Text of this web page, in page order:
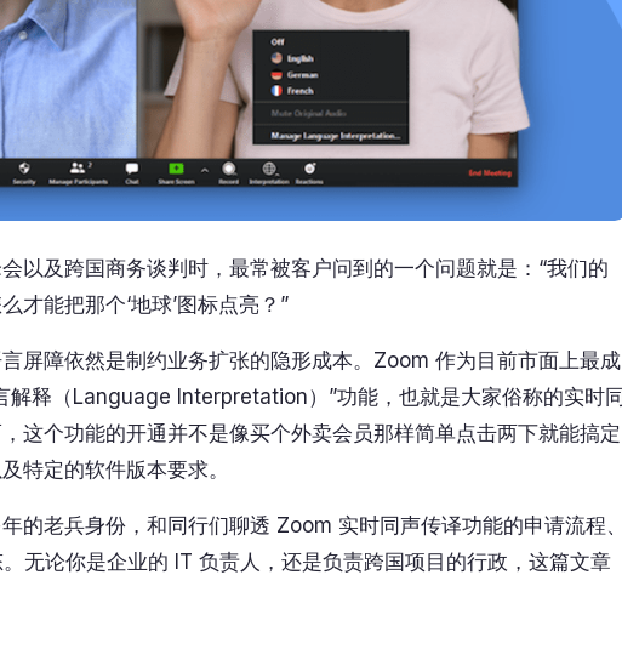
以及跨国商务谈判时，最常被客户问到的一个问题就是：“我们的
才能把那个‘地球’图标点亮？”
屏障依然是制约业务扩张的隐形成本。Zoom 作为目前市面上最成
解释（Language Interpretation）”功能，也就是大家俗称的实时
这个功能的开通并不是像买个外卖会员那样简单点击两下就能搞定
特定的软件版本要求。
的老兵身份，和同行们聊透 Zoom 实时同声传译功能的申请流程
无论你是企业的 IT 负责人，还是负责跨国项目的行政，这篇文章